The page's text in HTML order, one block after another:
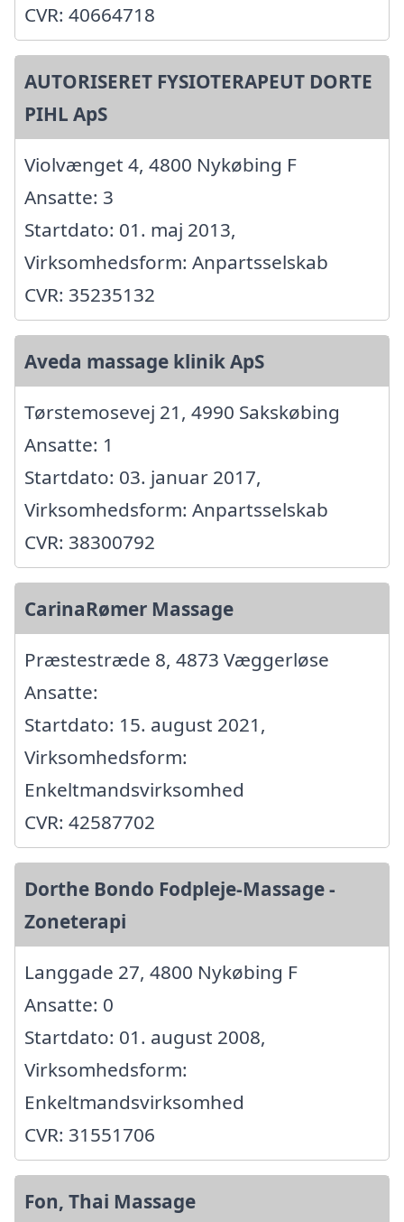
CVR: 40664718
AUTORISERET FYSIOTERAPEUT DORTE
PIHL ApS
Violvænget 4, 4800 Nykøbing F
Ansatte: 3
Startdato: 01. maj 2013,
Virksomhedsform: Anpartsselskab
CVR: 35235132
Aveda massage klinik ApS
Tørstemosevej 21, 4990 Sakskøbing
Ansatte: 1
Startdato: 03. januar 2017,
Virksomhedsform: Anpartsselskab
CVR: 38300792
CarinaRømer Massage
Præstestræde 8, 4873 Væggerløse
Ansatte:
Startdato: 15. august 2021,
Virksomhedsform:
Enkeltmandsvirksomhed
CVR: 42587702
Dorthe Bondo Fodpleje-Massage -
Zoneterapi
Langgade 27, 4800 Nykøbing F
Ansatte: 0
Startdato: 01. august 2008,
Virksomhedsform:
Enkeltmandsvirksomhed
CVR: 31551706
Fon, Thai Massage